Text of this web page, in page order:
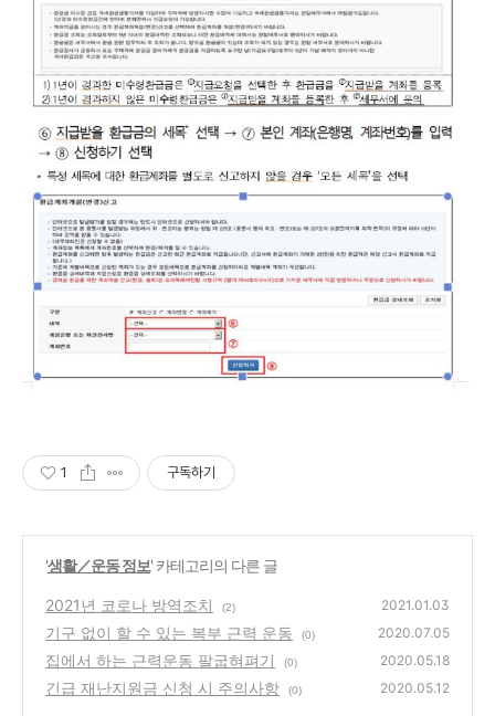
1 구독하기
'생활／운동 정보' 카테고리의 다른 글
2021년 코로나 방역조치 (2) 2021.01.03
기구 없이 할 수 있는 복부 근력 운동 (0) 2020.07.05
집에서 하는 근력운동 팔굽혀펴기 (0) 2020.05.18
긴급 재난지원금 신청 시 주의사항 (0) 2020.05.12